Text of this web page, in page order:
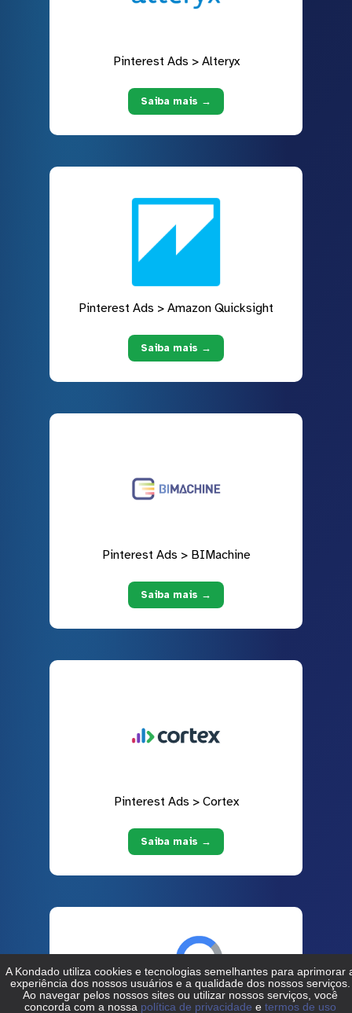
Pinterest Ads > Alteryx
Saiba mais →
Pinterest Ads > Amazon Quicksight
Saiba mais →
Pinterest Ads > BIMachine
Saiba mais →
Pinterest Ads > Cortex
Saiba mais →